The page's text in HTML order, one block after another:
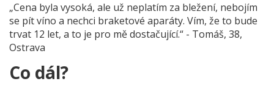
„Cena byla vysoká, ale už neplatím za bležení, nebojím
se pít víno a nechci braketové aparáty. Vím, že to bude
trvat 12 let, a to je pro mě dostačující.“ - Tomáš, 38,
Ostrava
Co dál?